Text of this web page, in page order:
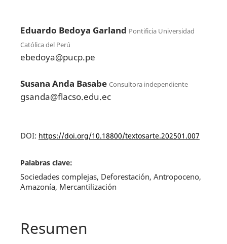
Eduardo Bedoya Garland Pontificia Universidad
Católica del Perú
ebedoya@pucp.pe
Susana Anda Basabe Consultora independiente
gsanda@flacso.edu.ec
DOI: https://doi.org/10.18800/textosarte.202501.007
Palabras clave:
Sociedades complejas, Deforestación, Antropoceno,
Amazonía, Mercantilización
Resumen